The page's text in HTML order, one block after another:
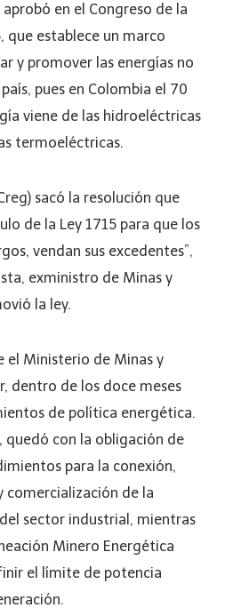
en el Congreso de la
que establece un marco
y promover las energías no
pues en Colombia el 70
viene de las hidroeléctricas
termoeléctricas.
sacó la resolución que
de la Ley 1715 para que los
vendan sus excedentes”,
exministro de Minas y
la ley.
el Ministerio de Minas y
dentro de los doce meses
de política energética.
quedó con la obligación de
para la conexión,
comercialización de la
sector industrial, mientras
Minero Energética
el límite de potencia